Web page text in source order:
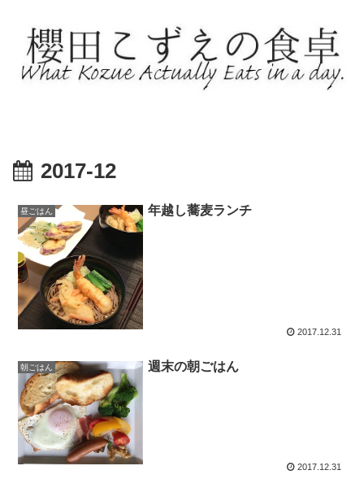
2017-12
昼ごはん 年越し蕎麦ランチ
2017.12.31
朝ごはん 週末の朝ごはん
2017.12.31